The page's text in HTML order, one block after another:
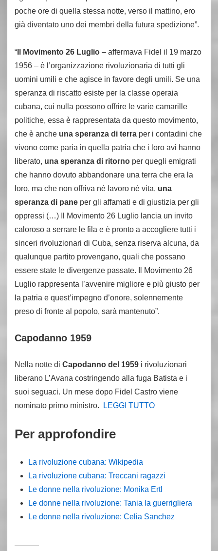
poche ore di quella stessa notte, verso il mattino, ero
già diventato uno dei membri della futura spedizione”.
“ Il Movimento 26 Luglio – affermava Fidel il 19 marzo
1956 – è l’organizzazione rivoluzionaria di tutti gli
uomini umili e che agisce in favore degli umili. Se una
speranza di riscatto esiste per la classe operaia
cubana, cui nulla possono offrire le varie camarille
politiche, essa è rappresentata da questo movimento,
che è anche una speranza di terra per i contadini che
vivono come paria in quella patria che i loro avi hanno
liberato, una speranza di ritorno per quegli emigrati
che hanno dovuto abbandonare una terra che era la
loro, ma che non offriva né lavoro né vita, una
speranza di pane per gli affamati e di giustizia per gli
oppressi (…) Il Movimento 26 Luglio lancia un invito
caloroso a serrare le fila e è pronto a accogliere tutti i
sinceri rivoluzionari di Cuba, senza riserva alcuna, da
qualunque partito provengano, quali che possano
essere state le divergenze passate. Il Movimento 26
Luglio rappresenta l’avvenire migliore e più giusto per
la patria e quest’impegno d’onore, solennemente
preso di fronte al popolo, sarà mantenuto”.
Capodanno 1959
Nella notte di Capodanno del 1959 i rivoluzionari
liberano L’Avana costringendo alla fuga Batista e i
suoi seguaci. Un mese dopo Fidel Castro viene
nominato primo ministro.
LEGGI TUTTO
Per approfondire
La rivoluzione cubana: Wikipedia
La rivoluzione cubana: Treccani ragazzi
Le donne nella rivoluzione: Monika Ertl
Le donne nella rivoluzione: Tania la guerrigliera
Le donne nella rivoluzione: Celia Sanchez